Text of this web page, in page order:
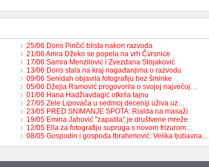
25/06 Doris Pinčić blista nakon razvoda
21/06 Amra Džeko se popela na vrh Čvrsnice
17/06 Samra Menzilović i Zvezdana Stojaković
13/06 Doris stala na kraj nagađanjima o razvodu
09/06 Senidah objavila fotografiju bez šminke
05/06 Džejla Ramović progovorila o svojoj najvećoj…
01/06 Hana Hadžiavdagić otkrila tajnu
27/05 Zele Lipovača u sedmoj deceniji uživa uz…
23/05 PRED SNIMANJE SPOTA: Rialda na masaži
19/05 Emina Jahović "zapalila" je društvene mreže
12/05 Ella za fotografiju supruga s novom frizurom…
08/05 Gospodin i gospođa Ibrahimović: Velika ljubavna…